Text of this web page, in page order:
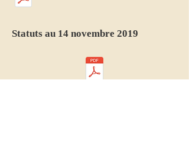
Statuts au 14 novembre 2019